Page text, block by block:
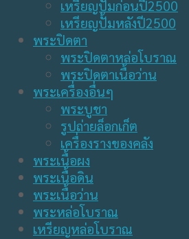
เหรียญปั้มก่อนปี2500
เหรียญปั้มหลังปี2500
พระปิดตา
พระปิดตาหล่อโบราณ
พระปิดตาเนื้อว่าน
พระเครื่องอื่นๆ
พระบูชา
รูปถ่ายล็อกเก็ต
เครื่องรางของคลัง
พระเนื้อผง
พระเนื้อดิน
พระเนื้อว่าน
พระหล่อโบราณ
เหรียญหล่อโบราณ